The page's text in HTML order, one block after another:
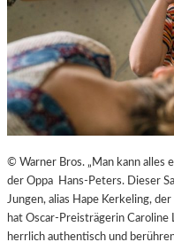
© Warner Bros. „Man kann alles
der Oppa Hans-Peters. Dieser
Jungen, alias Hape Kerkeling,
hat Oscar-Preisträgerin Caroline
herrlich authentisch und